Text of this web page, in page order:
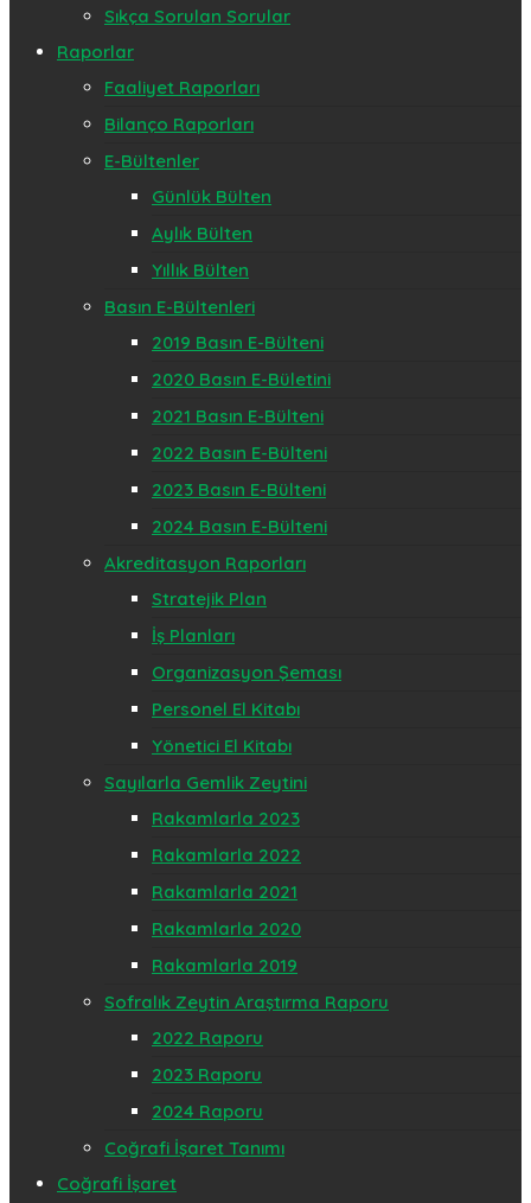
Sıkça Sorulan Sorular
Raporlar
Faaliyet Raporları
Bilanço Raporları
E-Bültenler
Günlük Bülten
Aylık Bülten
Yıllık Bülten
Basın E-Bültenleri
2019 Basın E-Bülteni
2020 Basın E-Bületini
2021 Basın E-Bülteni
2022 Basın E-Bülteni
2023 Basın E-Bülteni
2024 Basın E-Bülteni
Akreditasyon Raporları
Stratejik Plan
İş Planları
Organizasyon Şeması
Personel El Kitabı
Yönetici El Kitabı
Sayılarla Gemlik Zeytini
Rakamlarla 2023
Rakamlarla 2022
Rakamlarla 2021
Rakamlarla 2020
Rakamlarla 2019
Sofralık Zeytin Araştırma Raporu
2022 Raporu
2023 Raporu
2024 Raporu
Coğrafi İşaret Tanımı
Coğrafi İşaret